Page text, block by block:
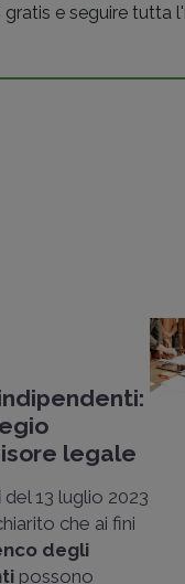
gratis e seguire tutta
legale
del 13 luglio 2023
che ai fini
degli
possono